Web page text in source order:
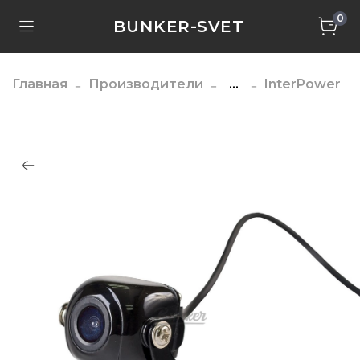
BUNKER-SVET 0
Главная Производители ... InterPower